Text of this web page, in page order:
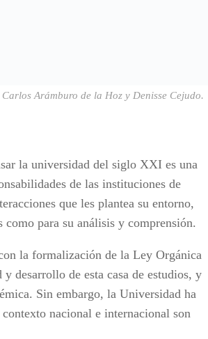
Arámburo de la Hoz y Denisse Cejudo.
la universidad del siglo XXI es una
de las instituciones de
que les plantea su entorno,
para su análisis y comprensión.
la formalización de la Ley Orgánica
desarrollo de esta casa de estudios, y
Sin embargo, la Universidad ha
nacional e internacional son